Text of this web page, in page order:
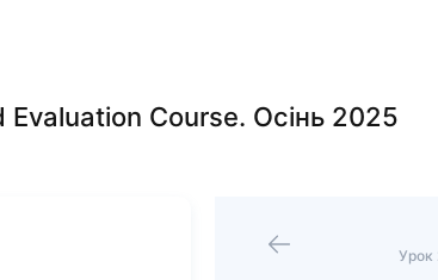
Evaluation Course. Осінь 2025